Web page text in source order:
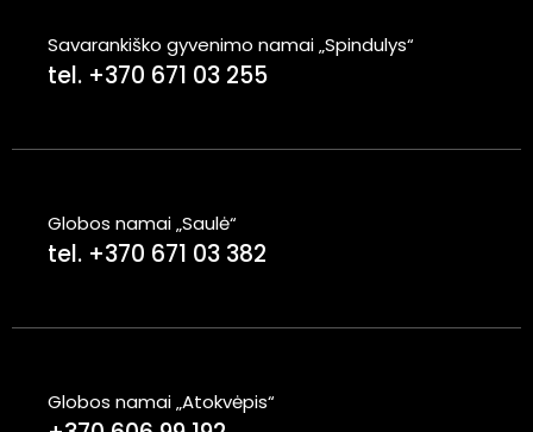
Savarankiško gyvenimo namai „Spindulys“
tel. +370 671 03 255
Globos namai „Saulė“
tel. +370 671 03 382
Globos namai „Atokvėpis“